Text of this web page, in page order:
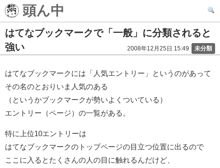
頭ん中
はてなブックマークで「一般」に分類されると
強い
2008年12月25日 15:49 未分類
はてなブックマークには「人気エントリー」というのがあって
その名のとおりいま人気のある
（というかブックマークが勢いよくついている）
エントリー（ページ）の一覧がある。
特に上位10エントリーは
はてなブックマークのトップページの目立つ位置に出るので
ここに入るとたくさんの人の目に触れるんだけど、